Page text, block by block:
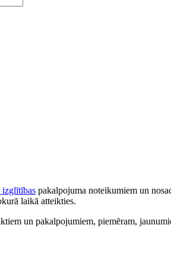
izglītības pakalpojuma noteikumiem un
laikā atteikties.
un pakalpojumiem, piemēram,